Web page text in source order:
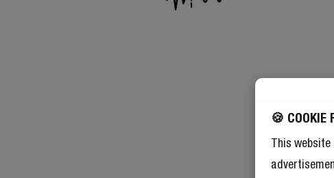
🍪 COOKIE
This website